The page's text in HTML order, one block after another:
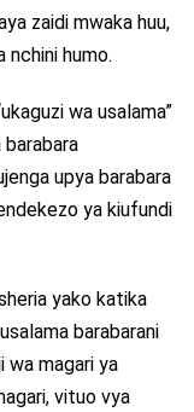
zaidi mwaka huu,
nchini humo.
wa usalama”
upya barabara
ya kiufundi
yako katika
barabarani
wa magari ya
vituo vya